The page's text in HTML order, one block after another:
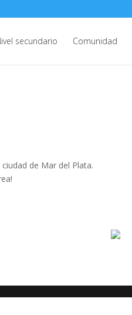
secundario Comunidad
de Mar del Plata.